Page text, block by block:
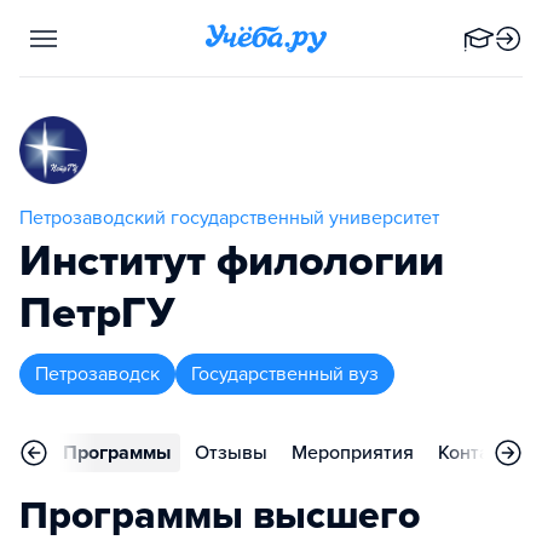
Петрозаводский государственный университет
Институт филологии
ПетрГУ
Петрозаводск Государственный вуз
Программы Отзывы Мероприятия Контакты
Программы высшего